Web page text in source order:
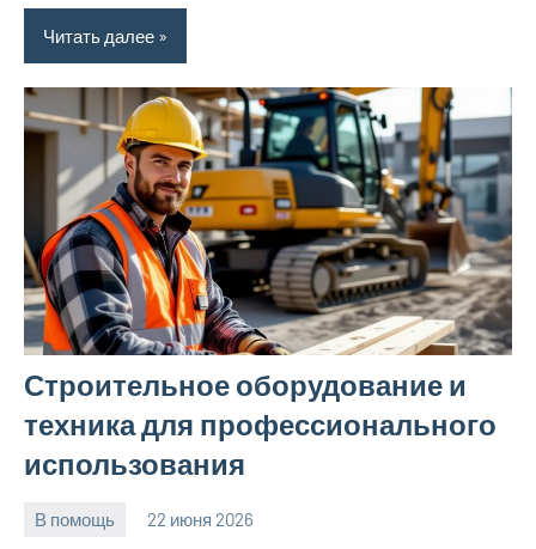
Читать далее
Строительное оборудование и
техника для профессионального
использования
В помощь 22 июня 2026